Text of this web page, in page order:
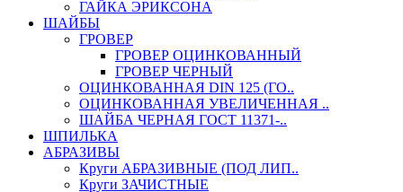
ГАЙКА ЭРИКСОНА
ШАЙБЫ
ГРОВЕР
ГРОВЕР ОЦИНКОВАННЫЙ
ГРОВЕР ЧЕРНЫЙ
ОЦИНКОВАННАЯ DIN 125 (ГО..
ОЦИНКОВАННАЯ УВЕЛИЧЕННАЯ ..
ШАЙБА ЧЕРНАЯ ГОСТ 11371-..
ШПИЛЬКА
АБРАЗИВЫ
Круги АБРАЗИВНЫЕ (ПОД ЛИП..
Круги ЗАЧИСТНЫЕ